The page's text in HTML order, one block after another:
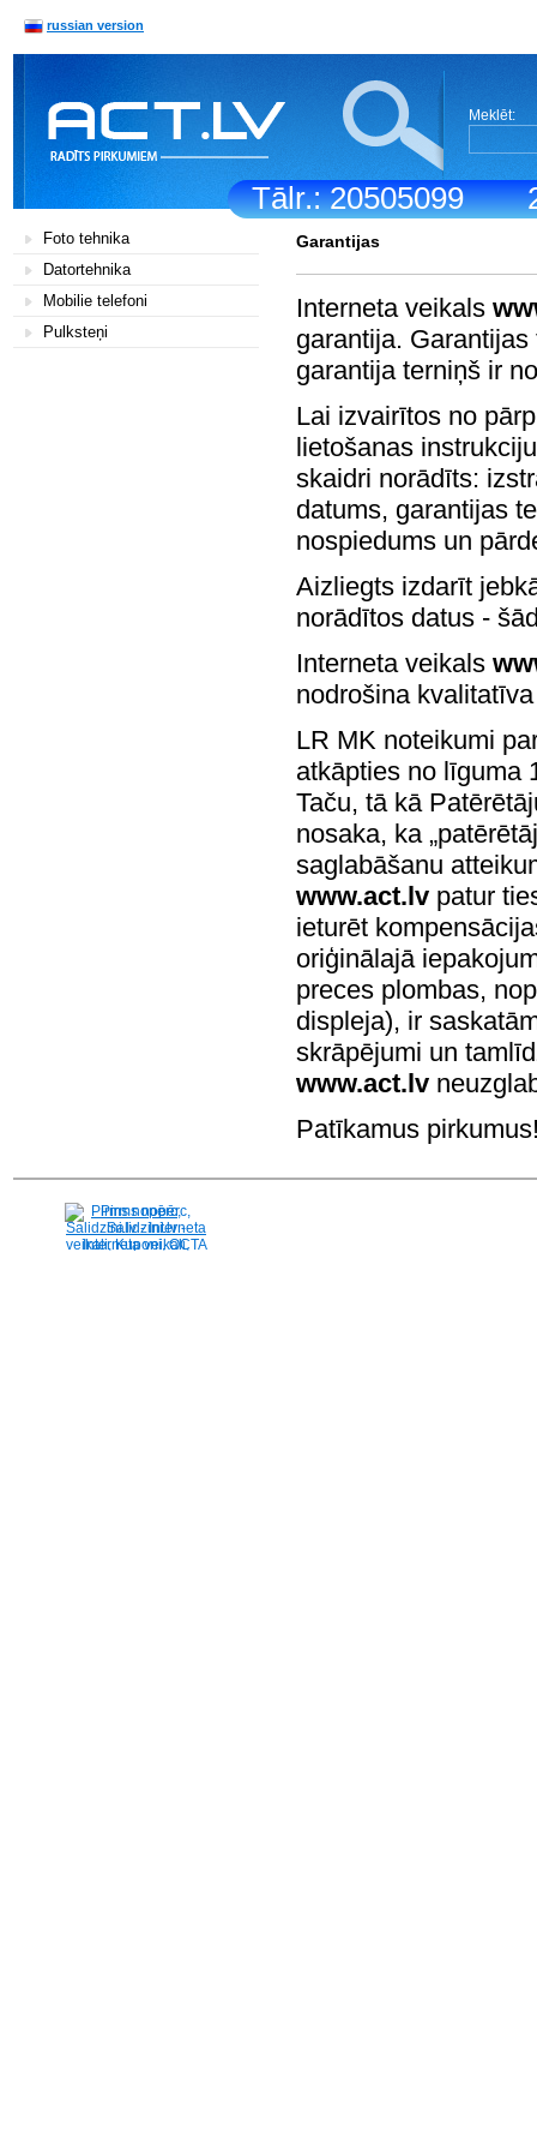
Tālr.: 20505099
russian version
Meklēt:
Foto tehnika
Datortehnika
Mobilie telefoni
Pulksteņi
Garantijas
Interneta veikals
garantija.
garantija terniņš ir
Lai izvairītos no
lietošanas
skaidri norādīts:
datums, garantijas
nospiedums un
Aizliegts izdarīt
norādītos datus -
Interneta veikals
nodrošina
LR MK noteikumi
atkāpties no līguma
Taču, tā kā
nosaka, ka
saglabāšanu
www.act.lv patur
ieturēt
oriģinālajā
preces plombas,
displeja), ir
skrāpējumi un
www.act.lv
Patīkamus
Pirms nopērc,
Salidzini.lv - Interneta
veikali, Kuponi, OCTA